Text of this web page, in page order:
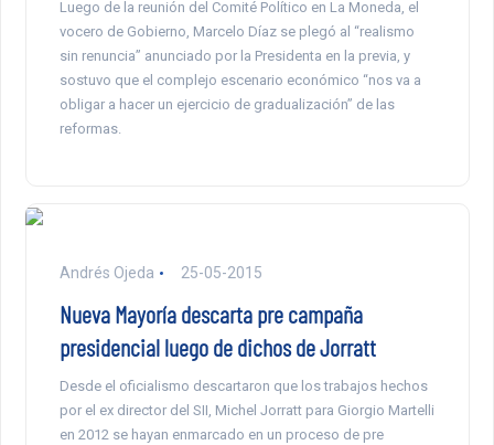
Luego de la reunión del Comité Político en La Moneda, el
vocero de Gobierno, Marcelo Díaz se plegó al “realismo
sin renuncia” anunciado por la Presidenta en la previa, y
sostuvo que el complejo escenario económico “nos va a
obligar a hacer un ejercicio de gradualización” de las
reformas.
Andrés Ojeda 25-05-2015
Nueva Mayoría descarta pre campaña
presidencial luego de dichos de Jorratt
Desde el oficialismo descartaron que los trabajos hechos
por el ex director del SII, Michel Jorratt para Giorgio Martelli
en 2012 se hayan enmarcado en un proceso de pre